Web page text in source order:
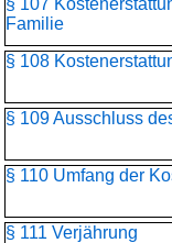
§ 107
Familie
§ 108
§ 109 Ausschluss
§ 110 Umfang der
§ 111 Verjährung